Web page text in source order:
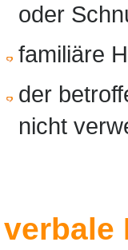
oder
familiäre
der
nicht
verbale